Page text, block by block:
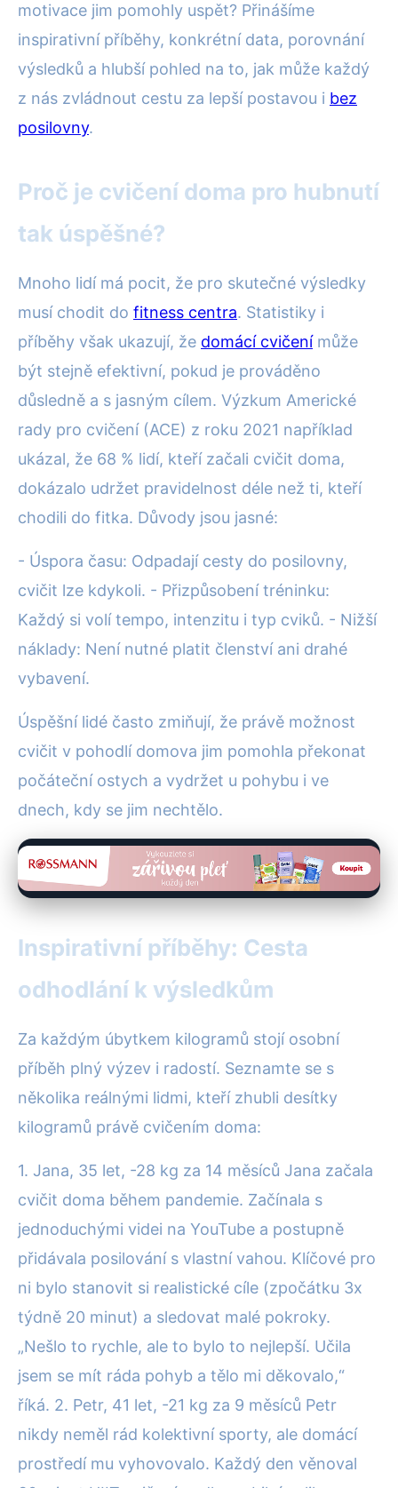
motivace jim pomohly uspět? Přinášíme
inspirativní příběhy, konkrétní data, porovnání
výsledků a hlubší pohled na to, jak může každý
z nás zvládnout cestu za lepší postavou i bez
posilovny.
Proč je cvičení doma pro hubnutí
tak úspěšné?
Mnoho lidí má pocit, že pro skutečné výsledky
musí chodit do fitness centra. Statistiky i
příběhy však ukazují, že domácí cvičenímůže
být stejně efektivní, pokud je prováděno
důsledně a s jasným cílem. Výzkum Americké
rady pro cvičení (ACE) z roku 2021 například
ukázal, že 68 % lidí, kteří začali cvičit doma,
dokázalo udržet pravidelnost déle než ti, kteří
chodili do fitka. Důvody jsou jasné:
- Úspora času: Odpadají cesty do posilovny,
cvičit lze kdykoli. - Přizpůsobení tréninku:
Každý si volí tempo, intenzitu i typ cviků. - Nižší
náklady: Není nutné platit členství ani drahé
vybavení.
Úspěšní lidé často zmiňují, že právě možnost
cvičit v pohodlí domova jim pomohla překonat
počáteční ostych a vydržet u pohybu i ve
dnech, kdy se jim nechtělo.
Inspirativní příběhy: Cesta
odhodlání k výsledkům
Za každým úbytkem kilogramů stojí osobní
příběh plný výzev i radostí. Seznamte se s
několika reálnými lidmi, kteří zhubli desítky
kilogramů právě cvičením doma:
1. Jana, 35 let, -28 kg za 14 měsíců Jana začala
cvičit doma během pandemie. Začínala s
jednoduchými videi na YouTube a postupně
přidávala posilování s vlastní vahou. Klíčové pro
ni bylo stanovit si realistické cíle (zpočátku 3x
týdně 20 minut) a sledovat malé pokroky.
„Nešlo to rychle, ale to bylo to nejlepší. Učila
jsem se mít ráda pohyb a tělo mi děkovalo,“
říká. 2. Petr, 41 let, -21 kg za 9 měsíců Petr
nikdy neměl rád kolektivní sporty, ale domácí
prostředí mu vyhovovalo. Každý den věnoval